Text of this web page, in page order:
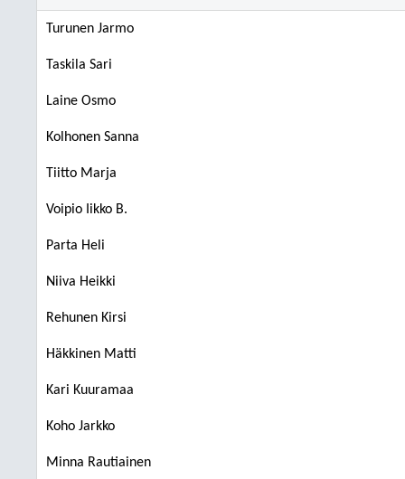
Turunen Jarmo
Taskila Sari
Laine Osmo
Kolhonen Sanna
Tiitto Marja
Voipio Iikko B.
Parta Heli
Niiva Heikki
Rehunen Kirsi
Häkkinen Matti
Kari Kuuramaa
Koho Jarkko
Minna Rautiainen